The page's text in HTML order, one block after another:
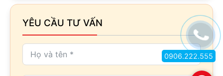
YÊU CẦU TƯ VẤN
0906.222.555